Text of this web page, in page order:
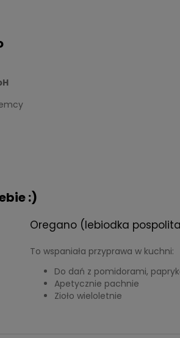
:)
Oregano (lebiodka
To wspaniała przyprawa w kuchni:
Do dań z pomidorami,
Apetycznie pachnie
Zioło wieloletnie